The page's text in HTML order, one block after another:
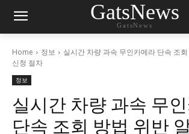
GatsNews
GatsNews
Home 정보
실시간 차량 과속 무인카메라 단속 조
신청 절차
정보
실시간 차량 과속 무
단속 조회 방법 위반